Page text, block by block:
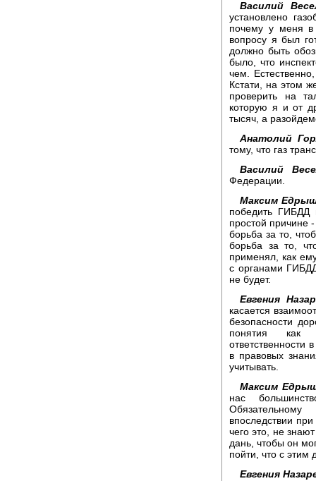
Василий
установлено
почему у меня в
вопросу я был
должно быть
было, что
чем.
Кстати, на этом
проверить на
которую я и от
тысяч, а
Анатолий
тому, что газ
Василий
Федерации.
Максим
победить ГИБДД
простой причине
борьба за то,
борьба за то,
применял, как
с органами
не будет.
Евгения
касается
безопасности
понятия как
ответственности
в правовых
учитывать.
Максим
нас
Обязательному
впоследствии
чего это, не
дань, чтобы он
пойти, что с этим
Евгения